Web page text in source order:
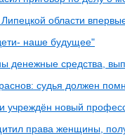
Липецкой области
наше будущее"
денежные средства,
судья должен
учреждён новый
права женщины,